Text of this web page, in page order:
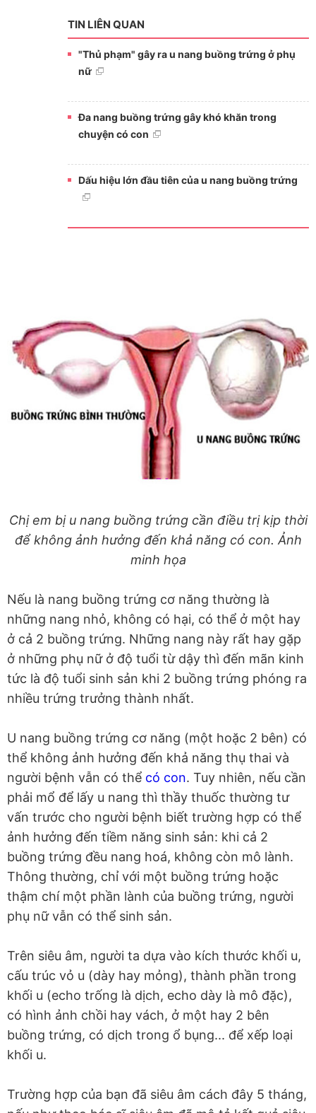
TIN LIÊN QUAN
"Thủ phạm" gây ra u nang buồng trứng ở phụ
nữ
Đa nang buồng trứng gây khó khăn trong
chuyện có con
Dấu hiệu lớn đầu tiên của u nang buồng trứng
Chị em bị u nang buồng trứng cần điều trị kịp thời
để không ảnh hưởng đến khả năng có con. Ảnh
minh họa
Nếu là nang buồng trứng cơ năng thường là
những nang nhỏ, không có hại, có thể ở một hay
ở cả 2 buồng trứng. Những nang này rất hay gặp
ở những phụ nữ ở độ tuổi từ dậy thì đến mãn kinh
tức là độ tuổi sinh sản khi 2 buồng trứng phóng ra
nhiều trứng trưởng thành nhất.
U nang buồng trứng cơ năng (một hoặc 2 bên) có
thể không ảnh hưởng đến khả năng thụ thai và
người bệnh vẫn có thể có con. Tuy nhiên, nếu cần
phải mổ để lấy u nang thì thầy thuốc thường tư
vấn trước cho người bệnh biết trường hợp có thể
ảnh hưởng đến tiềm năng sinh sản: khi cả 2
buồng trứng đều nang hoá, không còn mô lành.
Thông thường, chỉ với một buồng trứng hoặc
thậm chí một phần lành của buồng trứng, người
phụ nữ vẫn có thể sinh sản.
Trên siêu âm, người ta dựa vào kích thước khối u,
cấu trúc vỏ u (dày hay mỏng), thành phần trong
khối u (echo trống là dịch, echo dày là mô đặc),
có hình ảnh chồi hay vách, ở một hay 2 bên
buồng trứng, có dịch trong ổ bụng... để xếp loại
khối u.
Trường hợp của bạn đã siêu âm cách đây 5 tháng,